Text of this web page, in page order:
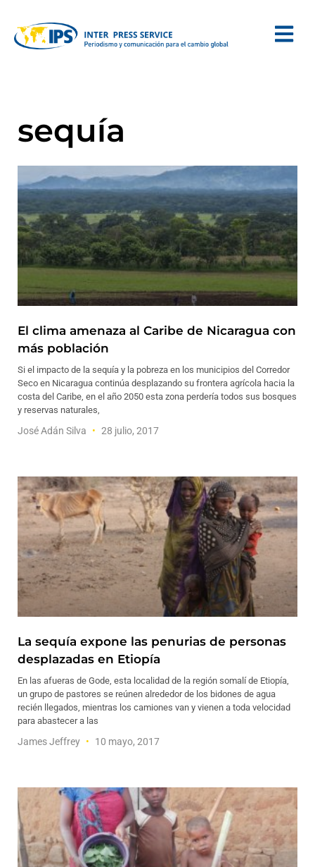
sequía
El clima amenaza al Caribe de Nicaragua con
más población
Si el impacto de la sequía y la pobreza en los municipios del Corredor
Seco en Nicaragua continúa desplazando su frontera agrícola hacia la
costa del Caribe, en el año 2050 esta zona perdería todos sus bosques
y reservas naturales,
José Adán Silva 28 julio, 2017
La sequía expone las penurias de personas
desplazadas en Etiopía
En las afueras de Gode, esta localidad de la región somalí de Etiopía,
un grupo de pastores se reúnen alrededor de los bidones de agua
recién llegados, mientras los camiones van y vienen a toda velocidad
para abastecer a las
James Jeffrey 10 mayo, 2017